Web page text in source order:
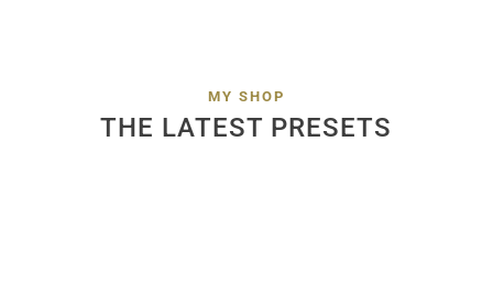
MY SHOP
THE LATEST PRESETS